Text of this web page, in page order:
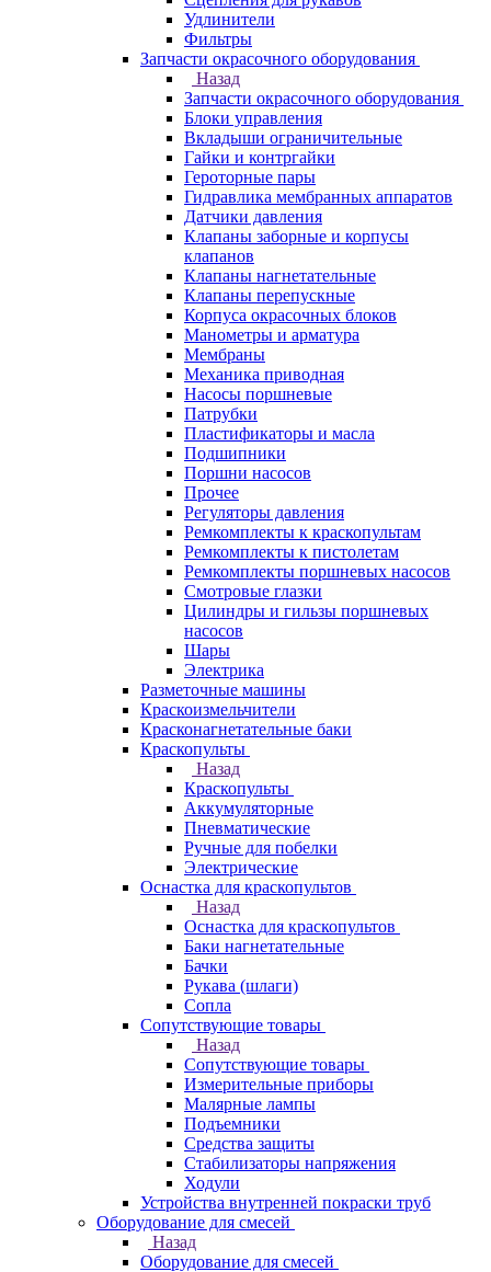
Удлинители
Фильтры
Запчасти окрасочного оборудования
Назад
Запчасти окрасочного оборудования
Блоки управления
Вкладыши ограничительные
Гайки и контргайки
Героторные пары
Гидравлика мембранных аппаратов
Датчики давления
Клапаны заборные и корпусы
клапанов
Клапаны нагнетательные
Клапаны перепускные
Корпуса окрасочных блоков
Манометры и арматура
Мембраны
Механика приводная
Насосы поршневые
Патрубки
Пластификаторы и масла
Подшипники
Поршни насосов
Прочее
Регуляторы давления
Ремкомплекты к краскопультам
Ремкомплекты к пистолетам
Ремкомплекты поршневых насосов
Смотровые глазки
Цилиндры и гильзы поршневых
насосов
Шары
Электрика
Разметочные машины
Краскоизмельчители
Красконагнетательные баки
Краскопульты
Назад
Краскопульты
Аккумуляторные
Пневматические
Ручные для побелки
Электрические
Оснастка для краскопультов
Назад
Оснастка для краскопультов
Баки нагнетательные
Бачки
Рукава (шлаги)
Сопла
Сопутствующие товары
Назад
Сопутствующие товары
Измерительные приборы
Малярные лампы
Подъемники
Средства защиты
Стабилизаторы напряжения
Ходули
Устройства внутренней покраски труб
Оборудование для смесей
Назад
Оборудование для смесей